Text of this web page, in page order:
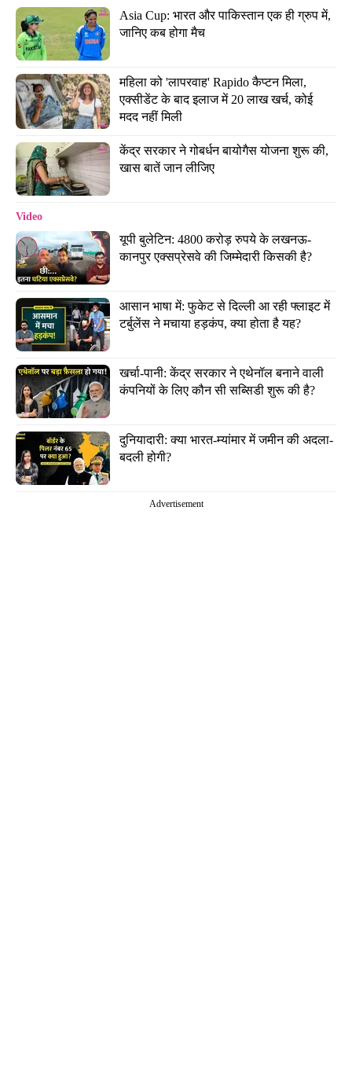
Asia Cup: भारत और पाकिस्तान एक ही ग्रुप में,
जानिए कब होगा मैच
महिला को 'लापरवाह' Rapido कैप्टन मिला,
एक्सीडेंट के बाद इलाज में 20 लाख खर्च, कोई
मदद नहीं मिली
केंद्र सरकार ने गोबर्धन बायोगैस योजना शुरू की,
खास बातें जान लीजिए
Video
यूपी बुलेटिन: 4800 करोड़ रुपये के लखनऊ-
कानपुर एक्सप्रेसवे की जिम्मेदारी किसकी है?
आसान भाषा में: फुकेट से दिल्ली आ रही फ्लाइट में
टर्बुलेंस ने मचाया हड़कंप, क्या होता है यह?
खर्चा-पानी: केंद्र सरकार ने एथेनॉल बनाने वाली
कंपनियों के लिए कौन सी सब्सिडी शुरू की है?
दुनियादारी: क्या भारत-म्यांमार में जमीन की अदला-
बदली होगी?
Advertisement